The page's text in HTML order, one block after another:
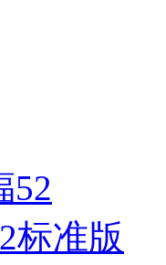
52
标准版